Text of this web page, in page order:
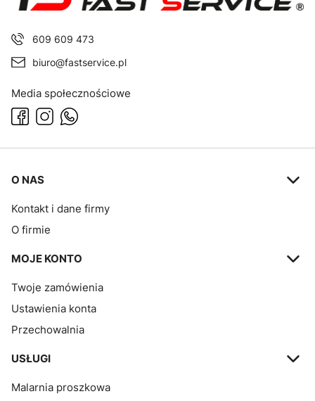
609 609 473
biuro@fastservice.pl
Media społecznościowe
Linki w stopce
O NAS
Kontakt i dane firmy
O firmie
MOJE KONTO
Twoje zamówienia
Ustawienia konta
Przechowalnia
USŁUGI
Malarnia proszkowa